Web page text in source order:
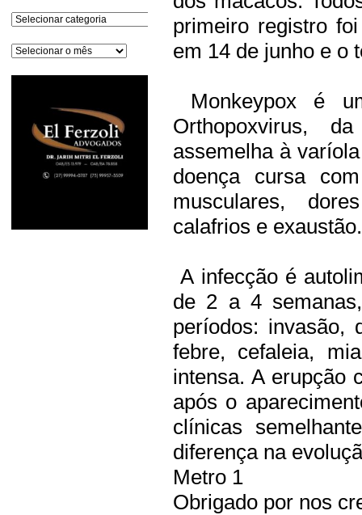
Categorias
Arquivos
primeiro registro
em 14 de junho e o
Monkeypox é
Orthopoxvirus,
assemelha à
doença cursa
musculares,
calafrios e exaustão.
A infecção é
de 2 a 4
períodos:
febre, cefaleia,
intensa. A erupção
após o
clínicas
diferença na
Metro 1
Obrigado por nos